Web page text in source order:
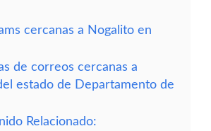
cercanas a Nogalito en
de correos cercanas a
estado de Departamento de
Relacionado: